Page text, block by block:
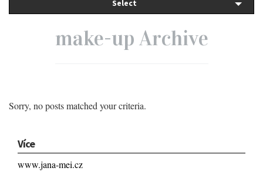
Select
make-up Archive
Sorry, no posts matched your criteria.
Více
www.jana-mei.cz